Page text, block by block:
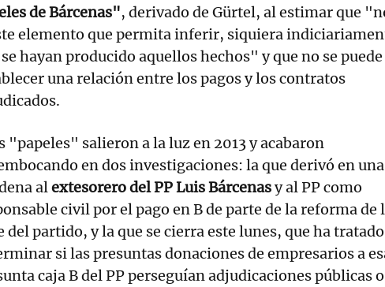
de Bárcenas", derivado de Gürtel, al estimar que
elemento que permita inferir, siquiera
hayan producido aquellos hechos" y que no se puede
una relación entre los pagos y los contratos
"papeles" salieron a la luz en 2013 y acabaron
en dos investigaciones: la que derivó en una
alextesorero del PP Luis Bárcenasy al PP como
civil por el pago en B de parte de la reforma de
del partido, y la que se cierra este lunes, que ha
si las presuntas donaciones de empresarios a
caja B del PP perseguían adjudicaciones públicas o